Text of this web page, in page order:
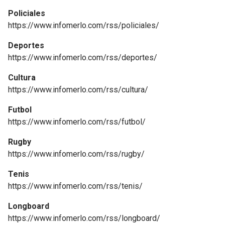
Policiales
https://www.infomerlo.com/rss/policiales/
Deportes
https://www.infomerlo.com/rss/deportes/
Cultura
https://www.infomerlo.com/rss/cultura/
Futbol
https://www.infomerlo.com/rss/futbol/
Rugby
https://www.infomerlo.com/rss/rugby/
Tenis
https://www.infomerlo.com/rss/tenis/
Longboard
https://www.infomerlo.com/rss/longboard/